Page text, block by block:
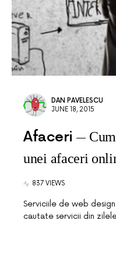
DAN PAVELESCU
JUNE 18, 2015
Afaceri
unei afaceri
837 VIEWS
Serviciile de web
cautate servicii din